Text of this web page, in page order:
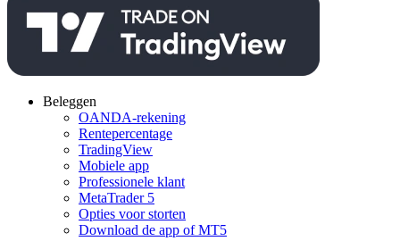
Beleggen
OANDA-rekening
Rentepercentage
TradingView
Mobiele app
Professionele klant
MetaTrader 5
Opties voor storten
Download de app of MT5